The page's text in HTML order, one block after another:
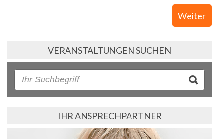
Weiter
VERANSTALTUNGEN SUCHEN
IHR ANSPRECHPARTNER